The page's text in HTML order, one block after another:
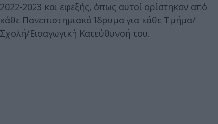
2022-2023 και εφεξής, όπως αυτοί ορίστηκαν από
κάθε Πανεπιστημιακό Ίδρυμα για κάθε Τμήμα/
Σχολή/Εισαγωγική Κατεύθυνσή του.